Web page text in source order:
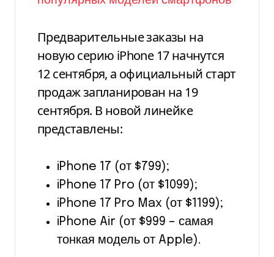
Предварительные заказы на
новую серию iPhone 17 начнутся
12 сентября, а официальный старт
продаж запланирован на 19
сентября. В новой линейке
представлены:
iPhone 17 (от $799);
iPhone 17 Pro (от $1099);
iPhone 17 Pro Max (от $1199);
iPhone Air (от $999 – самая
тонкая модель от Apple).